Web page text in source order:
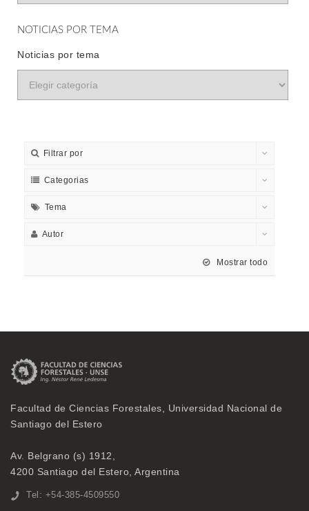
NOTICIAS POR TEMA
Noticias por tema
Filtrar por
Categorias
Tema
Autor
Mostrar todo
Facultad de Ciencias Forestales, Universidad Nacional de
Santiago del Estero
Av. Belgrano (s) 1912,
4200 Santiago del Estero, Argentina
Tel: +54-385-4509550